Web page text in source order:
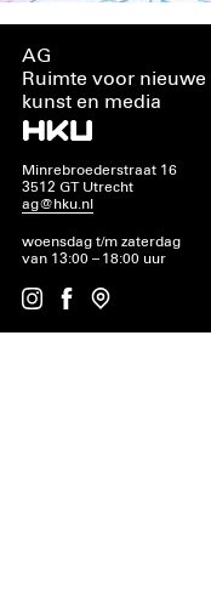
AG
Ruimte voor nieuwe
kunst en media
Minrebroederstraat 16
3512 GT Utrecht
ag@hku.nl
woensdag t/m zaterdag
van 13:00 – 18:00 uur